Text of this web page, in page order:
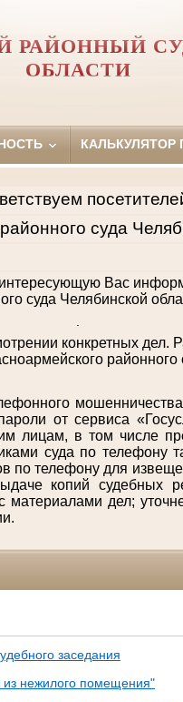
РАЙОННЫЙ
ОБЛАСТИ
суда
Вас
суда Челябинской
.
конкретных дел.
районного
мошенничества
от сервиса
лицам, в том числе
суда по телефону
по телефону для
копий судебных
дел;
заседания
нежилого помещения"